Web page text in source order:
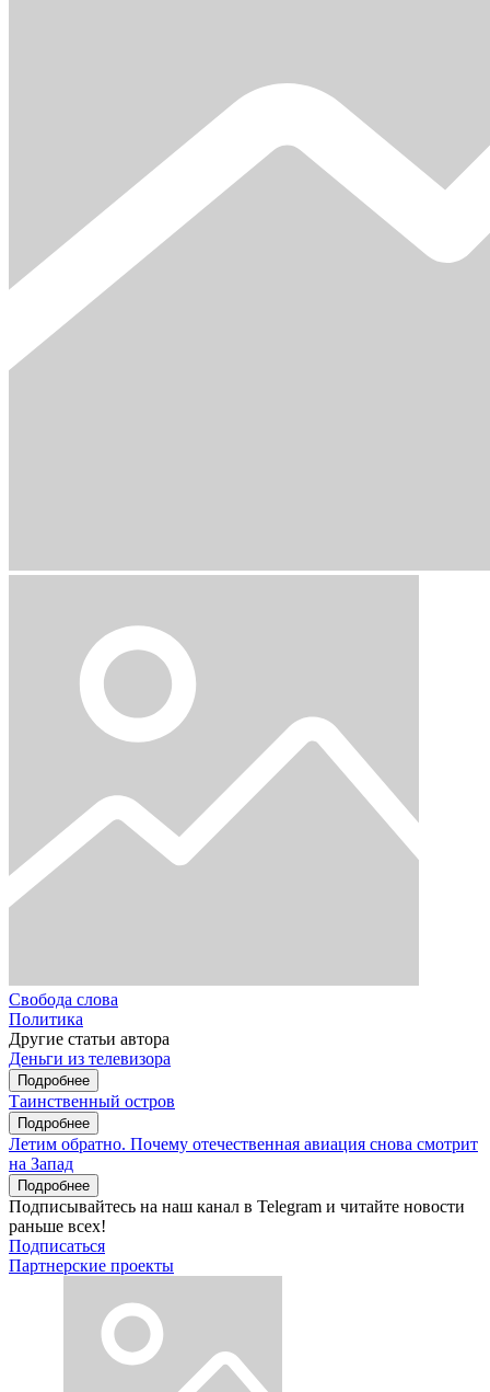
Свобода слова
Политика
Другие статьи автора
Деньги из телевизора
Подробнее
Таинственный остров
Подробнее
Летим обратно. Почему отечественная авиация снова смотрит
на Запад
Подробнее
Подписывайтесь на наш канал в Telegram и читайте новости
раньше всех!
Подписаться
Партнерские проекты